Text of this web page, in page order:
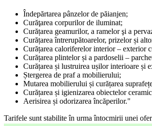
Îndepărtarea pânzelor de păianjen;
Curăţarea corpurilor de iluminat;
Curățarea geamurilor, a ramelor şi a
Curățarea întrerupătoarelor, prizelor și
Curățarea caloriferelor interior – exterior
Curățarea plintelor și a pardoselii –
Curățarea și lustruirea ușilor interioare și
Ștergerea de praf a mobilierului;
Mutarea mobilierului și curățarea
Curățarea și igienizarea obiectelor
Aerisirea și odorizarea încăperilor."
Tarifele sunt stabilite în urma întocmirii unei